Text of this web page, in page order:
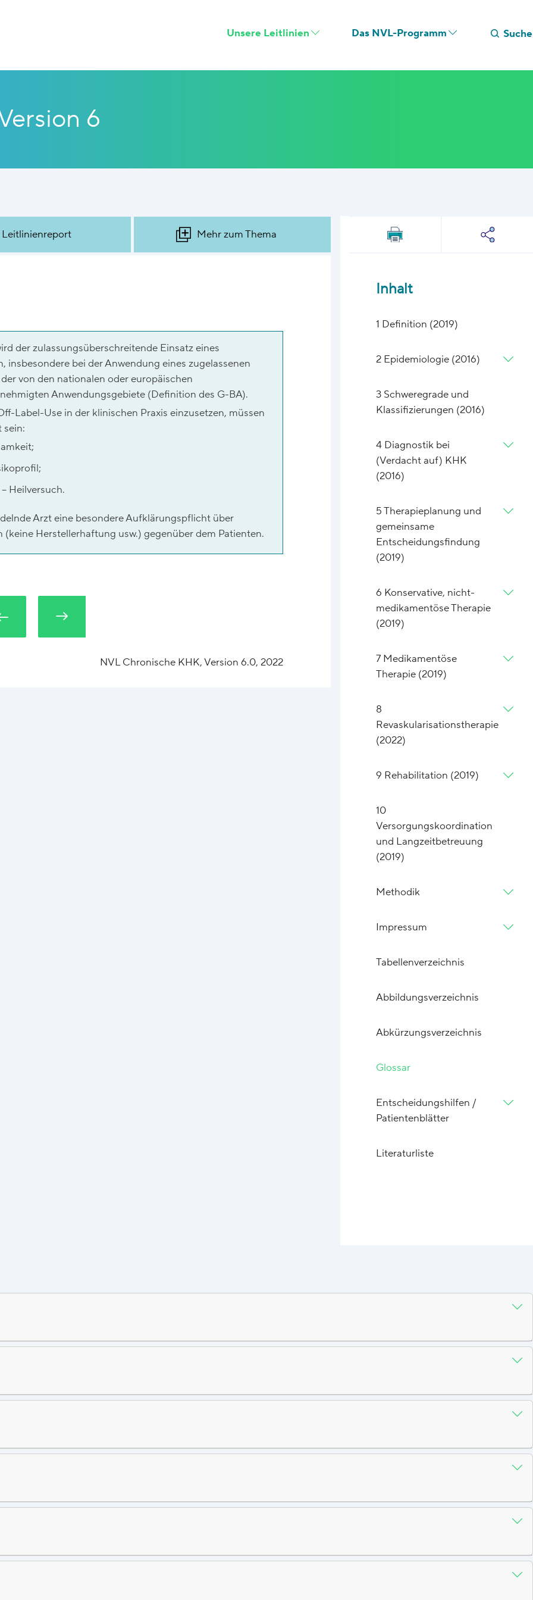
Unsere Leitlinien Das NVL-Programm Suche
6
Leitlinienreport Mehr zum Thema
der zulassungsüberschreitende Einsatz eines
insbesondere bei der Anwendung eines zugelassenen
von den nationalen oder europäischen
Anwendungsgebiete (Definition des G-BA).
Label-Use in der klinischen Praxis einzusetzen, müssen
Heilversuch.
Arzt eine besondere Aufklärungspflicht über
(keine Herstellerhaftung usw.) gegenüber dem Patienten.
NVL Chronische KHK, Version 6.0, 2022
Inhalt
1 Definition (2019)
2 Epidemiologie (2016)
3 Schweregrade und
Klassifizierungen (2016)
4 Diagnostik bei
(Verdacht auf) KHK
(2016)
5 Therapieplanung und
gemeinsame
Entscheidungsfindung
(2019)
6 Konservative, nicht-
medikamentöse Therapie
(2019)
7 Medikamentöse
Therapie (2019)
8
Revaskularisationstherapie
(2022)
9 Rehabilitation (2019)
10
Versorgungskoordination
und Langzeitbetreuung
(2019)
Methodik
Impressum
Tabellenverzeichnis
Abbildungsverzeichnis
Abkürzungsverzeichnis
Glossar
Entscheidungshilfen /
Patientenblätter
Literaturliste